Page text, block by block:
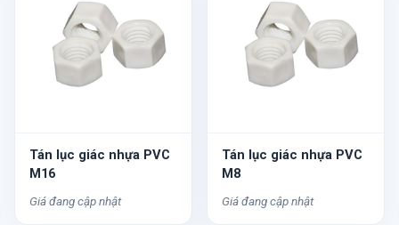
Tán lục giác nhựa PVC
M16
Giá đang cập nhật
Tán lục giác nhựa PVC
M8
Giá đang cập nhật